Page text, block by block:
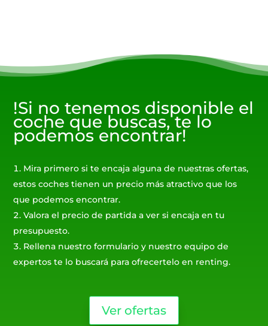
!Si no tenemos disponible el
coche que buscas, te lo
podemos encontrar!
Mira primero si te encaja alguna de nuestras ofertas,
estos coches tienen un precio más atractivo que los
que podemos encontrar.
Valora el precio de partida a ver si encaja en tu
presupuesto.
Rellena nuestro formulario y nuestro equipo de
expertos te lo buscará para ofrecertelo en renting.
Ver ofertas